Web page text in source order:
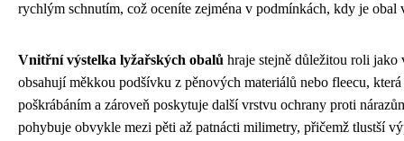
rychlým schnutím, což oceníte zejména v podmínkách, kdy je obal
Vnitřní výstelka lyžařských obalů hraje stejně důležitou roli
obsahují měkkou podšívku z pěnových materiálů nebo fleecu,
poškrábáním a zároveň poskytuje další vrstvu ochrany proti
pohybuje obvykle mezi pěti až patnácti milimetry, přičemž tlustší